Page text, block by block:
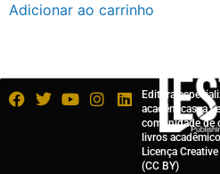
Adicionar ao carrinho
Editora
acadêmicas, a
comunidade de
livros
Licença
(CC BY)